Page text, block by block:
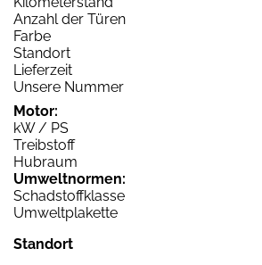
Anzahl der Türen
Farbe
Standort
Lieferzeit
Unsere Nummer
Motor:
kW / PS
Treibstoff
Hubraum
Umweltnormen:
Schadstoffklasse
Umweltplakette
Standort